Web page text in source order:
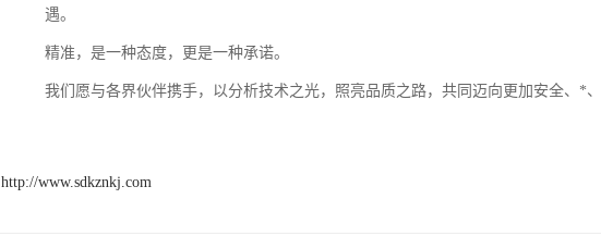
遇。
精准，是一种态度，更是一种承诺。
我们愿与各界伙伴携手，以分析技术之光，照亮品质之路，共同迈向更加安全、*、
http://www.sdkznkj.com